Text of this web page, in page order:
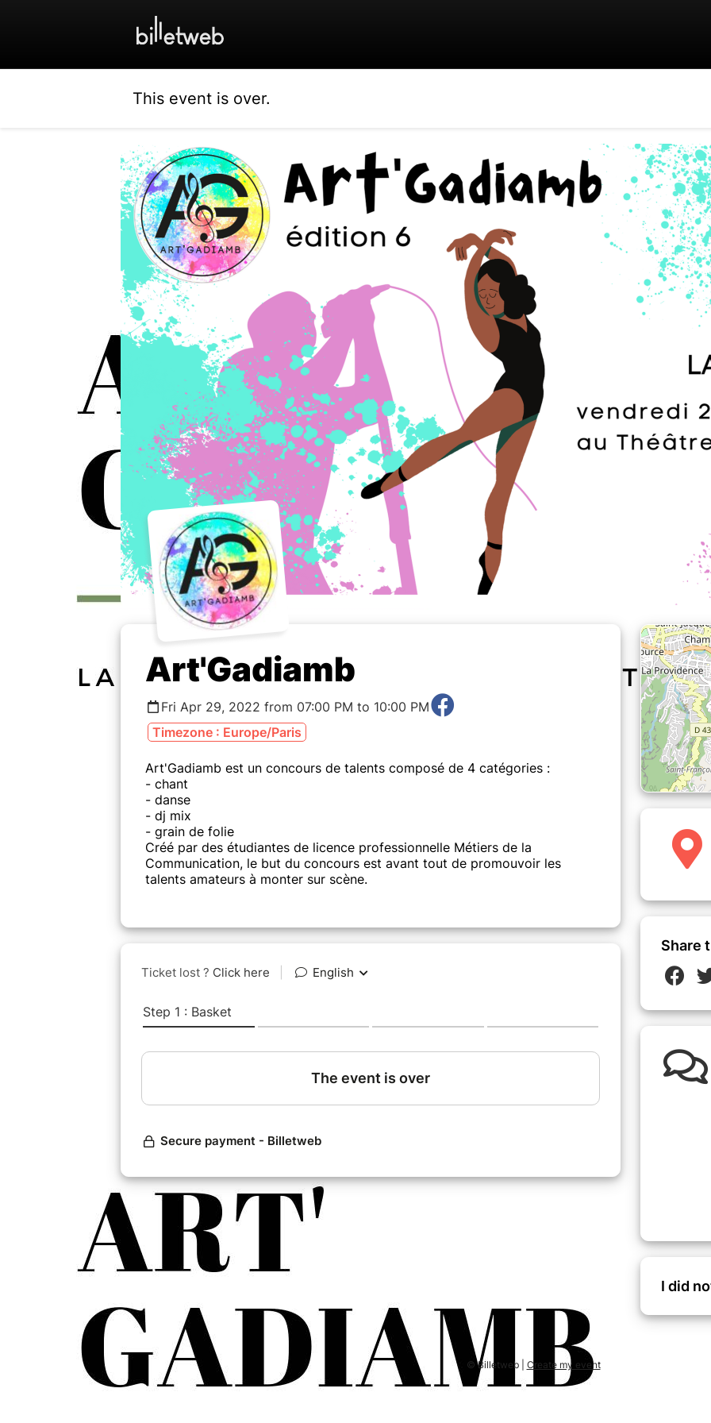
This event is over.
Art'Gadiamb
Fri Apr 29, 2022 from 07:00 PM to 10:00 PM
Timezone : Europe/Paris
Art'Gadiamb est un concours de talents composé de 4 catégories :
- chant
- danse
- dj mix
- grain de folie
Créé par des étudiantes de licence professionnelle Métiers de la
Communication, le but du concours est avant tout de promouvoir les
talents amateurs à monter sur scène.
Share
I did
© Billetweb | Create my event